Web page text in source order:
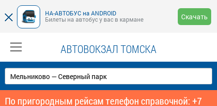
НА-АВТОБУС на ANDROID
Билеты на автобус у вас в кармане
Скачать
АВТОВОКЗАЛ ТОМСКА
По пригородным рейсам телефон справочной: +7